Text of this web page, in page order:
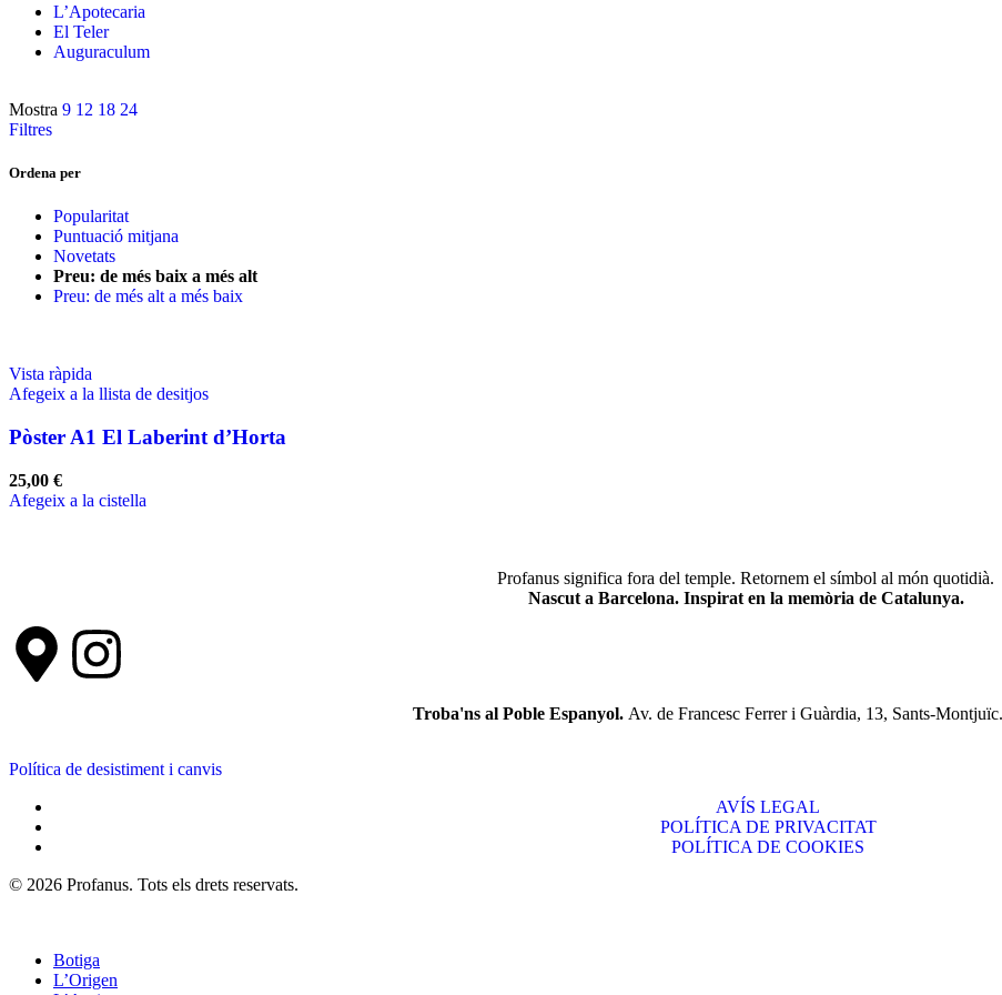
L’Apotecaria
El Teler
Auguraculum
Mostra 9 12 18 24
Filtres
Ordena per
Popularitat
Puntuació mitjana
Novetats
Preu: de més baix a més alt
Preu: de més alt a més baix
Vista ràpida
Afegeix a la llista de desitjos
Pòster A1 El Laberint d’Horta
25,00 €
Afegeix a la cistella
Profanus significa fora del temple. Retornem el símbol al món quotidià.
Nascut a Barcelona. Inspirat en la memòria de Catalunya.
Troba'ns al Poble Espanyol. Av. de Francesc Ferrer i Guàrdia, 13, Sants-
Política de desistiment i canvis
AVÍS LEGAL
POLÍTICA DE PRIVACITAT
POLÍTICA DE COOKIES
© 2026 Profanus. Tots els drets reservats.
Botiga
L’Origen